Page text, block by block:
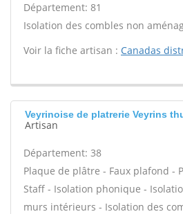
Département: 81
Isolation des combles non
Voir la fiche artisan : Canadas
Veyrinoise de platrerie Veyrins
Artisan
Département: 38
Plaque de plâtre - Faux plafond -
Staff - Isolation phonique -
murs intérieurs - Isolation des